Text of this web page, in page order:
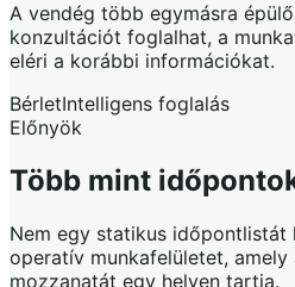
A vendég több egymásra
konzultációt foglalhat, a
eléri a korábbi információkat.
BérletIntelligens foglalás
Előnyök
Több mint
Nem egy statikus időpontlistát
operatív munkafelületet, amely
mozzanatát egy helyen tartja.